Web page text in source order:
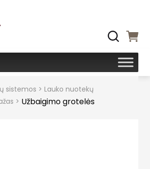
sistemos > Lauko nuotekų
> Užbaigimo grotelės